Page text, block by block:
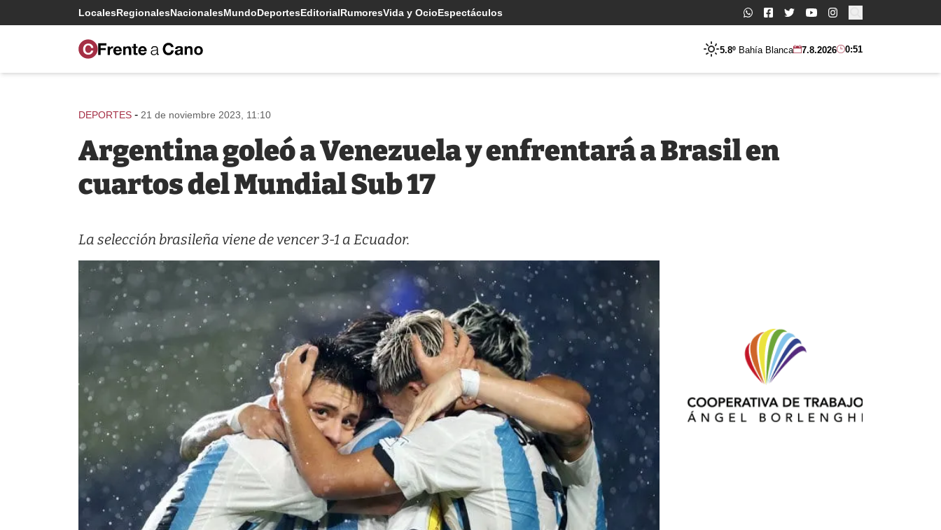
LocalesRegionalesNacionalesMundoDeportesEditorialRumoresVida y OcioEspectáculos Buscar:
5.8º Bahía Blanca 7.8.2026 0:51
DEPORTES - 21 de noviembre 2023, 11:10
Argentina goleó a Venezuela y enfrentará a Brasil en
cuartos del Mundial Sub 17
La selección brasileña viene de vencer 3-1 a Ecuador.